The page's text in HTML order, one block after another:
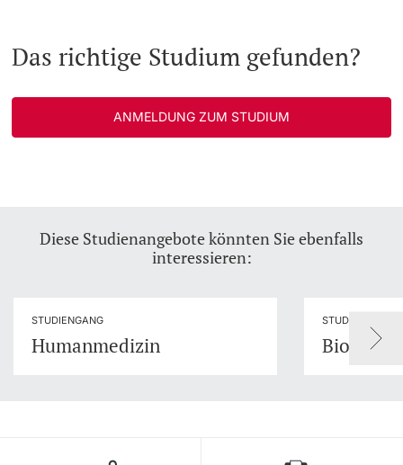
Das richtige Studium gefunden?
ANMELDUNG ZUM STUDIUM
Diese Studienangebote könnten Sie ebenfalls
interessieren:
STUDIENGANG
Humanmedizin
STUDIENGANG